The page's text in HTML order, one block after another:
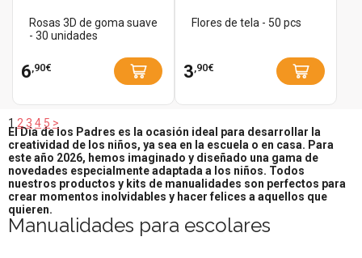
Rosas 3D de goma suave
- 30 unidades
6 ,90€
Flores de tela - 50 pcs
3 ,90€
1 2 3 4 5 >
El Día de los Padres es la ocasión ideal para desarrollar la
creatividad de los niños, ya sea en la escuela o en casa. Para
este año 2026, hemos imaginado y diseñado una gama de
novedades especialmente adaptada a los niños. Todos
nuestros productos y kits de manualidades son perfectos para
crear momentos inolvidables y hacer felices a aquellos que
quieren.
Manualidades para escolares